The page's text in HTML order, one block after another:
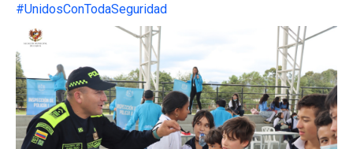
#UnidosConTodaSeguridad